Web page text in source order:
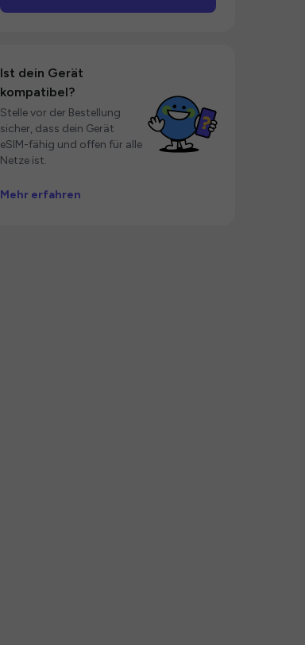
Ist dein Gerät
kompatibel?
Stelle vor der Bestellung
sicher, dass dein Gerät
eSIM-fähig und offen für alle
Netze ist.
Mehr erfahren